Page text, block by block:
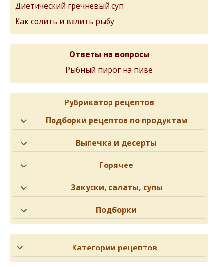
Диетический гречневый суп
Как солить и вялить рыбу
Ответы на вопросы
Рыбный пирог на пиве
Рубрикатор рецептов
Подборки рецептов по продуктам
Выпечка и десерты
Горячее
Закуски, салаты, супы
Подборки
Категории рецептов